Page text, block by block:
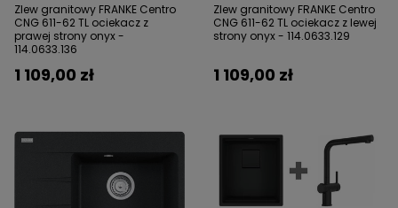
Zlew granitowy FRANKE Centro
CNG 611-62 TL ociekacz z
prawej strony onyx -
114.0633.136
1 109,00 zł
Zlew granitowy FRANKE Centro
CNG 611-62 TL ociekacz z lewej
strony onyx - 114.0633.129
1 109,00 zł